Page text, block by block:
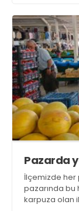
Pazarda
İlçemizde her
pazarında bu
karpuza olan